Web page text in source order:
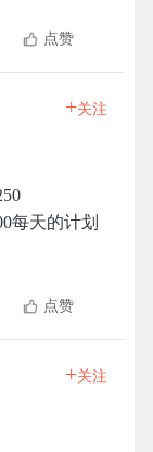
点赞
+关注
每天的计划
点赞
+关注